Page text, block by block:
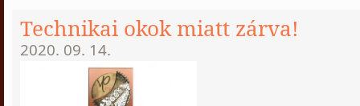
Technikai okok miatt zárva!
2020. 09. 14.